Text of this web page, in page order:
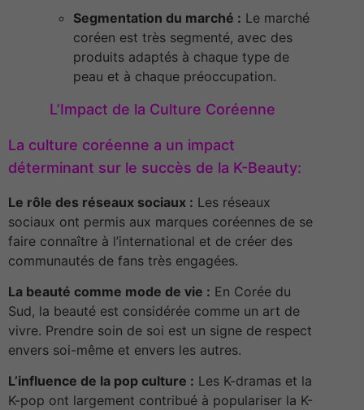
Segmentation du marché : Le marché
coréen est très segmenté, avec des
produits adaptés à chaque type de
peau et à chaque préoccupation.
L’Impact de la Culture Coréenne
La culture coréenne a un impact
déterminant sur le succès de la K-Beauty:
Le rôle des réseaux sociaux : Les réseaux
sociaux ont permis aux marques coréennes de se
faire connaître à l’international et de créer des
communautés de fans très engagées.
La beauté comme mode de vie : En Corée du
Sud, la beauté est considérée comme un art de
vivre. Prendre soin de soi est un signe de respect
envers soi-même et envers les autres.
L’influence de la pop culture : Les K-dramas et la
K-pop ont largement contribué à populariser la K-